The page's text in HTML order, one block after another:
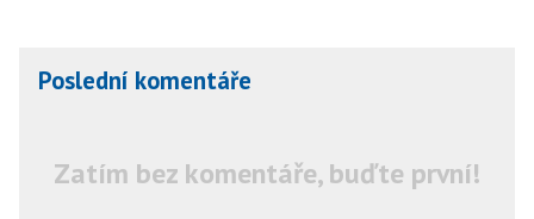
Poslední komentáře
Zatím bez komentáře, buďte první!